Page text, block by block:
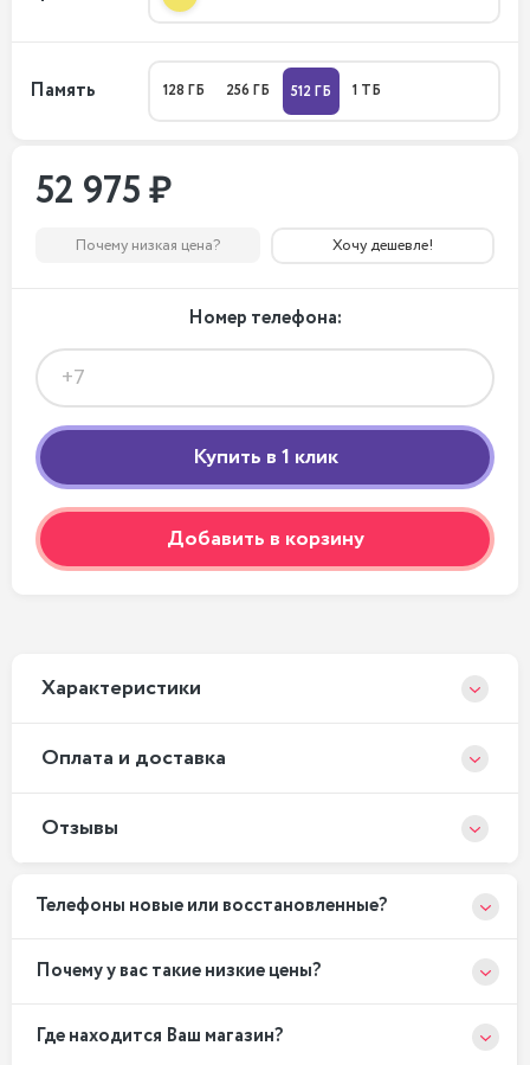
Память 128 ГБ 256 ГБ 512 ГБ 1 ТБ
52 975 ₽
Почему низкая цена? Хочу дешевле!
Номер телефона:
Добавить в корзину
Xарактеристики
Оплата и доставка
Отзывы
Телефоны новые или восстановленные?
Почему у вас такие низкие цены?
Где находится Ваш магазин?